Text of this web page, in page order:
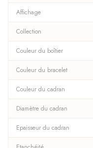
Affichage
Collection
Couleur du boîtier
Couleur du bracelet
Couleur du cadran
Diamètre du cadran
Epaisseur du cadran